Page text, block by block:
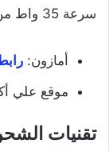
سرعة 35 واط من المصادر الرسمية له وهي كالتالي:
أمازون:
موقع علي
تقنيات